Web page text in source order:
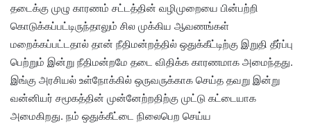
தடைக்கு முழு காரணம் சட்டத்தின் வழிமுறையை பின்பற்றி
கொடுக்கப்பட்டிருந்தாலும் சில முக்கிய ஆவணங்கள்
மறைக்கப்பட்டதால் தான் நீதிமன்றத்தில் ஒதுக்கீட்டிற்கு இறுதி தீர்ப்பு
பெற்றும் இன்று நீதிமன்றமே தடை விதிக்க காரணமாக அமைந்தது.
இங்கு அரசியல் உள்நோக்கில் ஒருவருக்காக செய்த தவறு இன்று
வன்னியர் சமூகத்தின் முன்னேற்றதிற்கு முட்டு கட்டையாக
அமைகிறது. நம் ஒதுக்கீட்டை நிலைபெற செய்ய